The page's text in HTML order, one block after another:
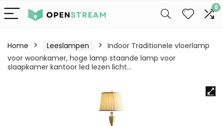
0
Home Leeslampen
Indoor Traditionele vloerlamp
voor woonkamer, hoge lamp staande lamp voor
slaapkamer kantoor led lezen licht…